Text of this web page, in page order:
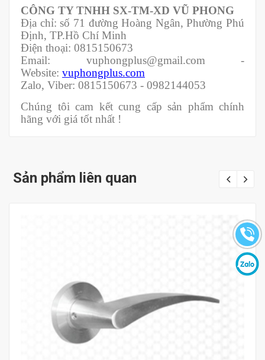
CÔNG TY TNHH SX-TM-XD VŨ PHONG
Địa chỉ: số 71 đường Hoàng Ngân, Phường Phú
Định, TP.Hồ Chí Minh
Điện thoại: 0815150673
Email: vuphongplus@gmail.com -
Website: vuphongplus.com
Zalo, Viber: 0815150673 - 0982144053
Chúng tôi cam kết cung cấp sản phẩm chính
hãng với giá tốt nhất !
Sản phẩm liên quan